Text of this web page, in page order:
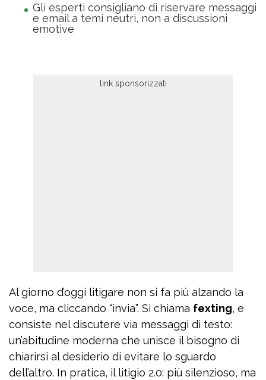
Gli esperti consigliano di riservare messaggi
e email a temi neutri, non a discussioni
emotive
Al giorno d’oggi litigare non si fa più alzando la
voce, ma cliccando “invia”. Si chiama fexting, e
consiste nel discutere via messaggi di testo:
un’abitudine moderna che unisce il bisogno di
chiarirsi al desiderio di evitare lo sguardo
dell’altro. In pratica, il litigio 2.0: più silenzioso, ma